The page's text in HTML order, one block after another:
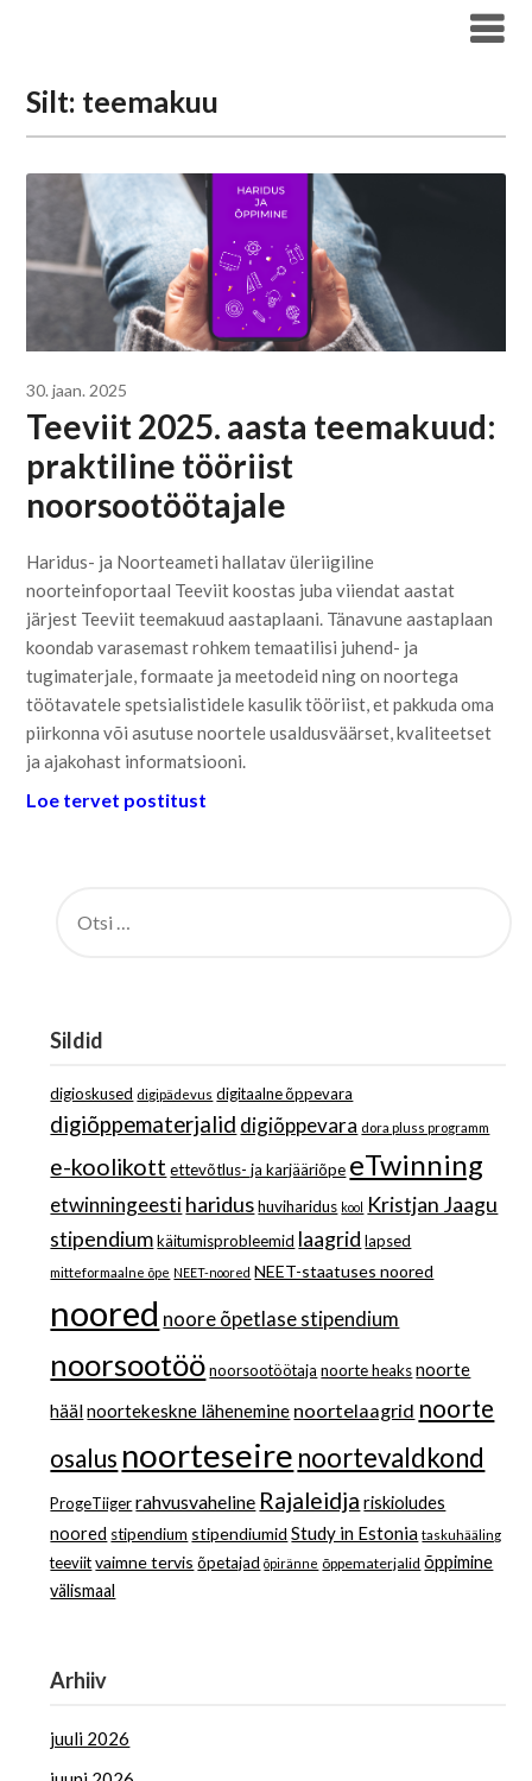
Silt: teemakuu
30. jaan. 2025
Teeviit 2025. aasta teemakuud:
praktiline tööriist
noorsootöötajale
Haridus- ja Noorteameti hallatav üleriigiline
noorteinfoportaal Teeviit koostas juba viiendat aastat
järjest Teeviit teemakuud aastaplaani. Tänavune aastaplaan
koondab varasemast rohkem temaatilisi juhend- ja
tugimaterjale, formaate ja meetodeid ning on noortega
töötavatele spetsialistidele kasulik tööriist, et pakkuda oma
piirkonna või asutuse noortele usaldusväärset, kvaliteetset
ja ajakohast informatsiooni.
Loe tervet postitust
Sildid
digioskused digipädevus digitaalne õppevara
digiõppematerjalid digiõppevara dora pluss programm
e-koolikott ettevõtlus- ja karjääriõpe eTwinning
etwinningeestiharidus huviharidus kool Kristjan Jaagu
stipendium käitumisprobleemid laagrid lapsed
mitteformaalne õpe NEET-noored NEET-staatuses noored
noored noore õpetlase stipendium
noorsootöö noorsootöötaja noorte heaks noorte
häälnoortekeskne lähenemine noortelaagrid noorte
osalus noorteseire noortevaldkond
ProgeTiiger rahvusvaheline Rajaleidja riskioludes
noored stipendium stipendiumid Study in Estonia taskuhääling
teeviit vaimne tervis õpetajad õpiränne õppematerjalid õppimine
välismaal
Arhiiv
juuli 2026